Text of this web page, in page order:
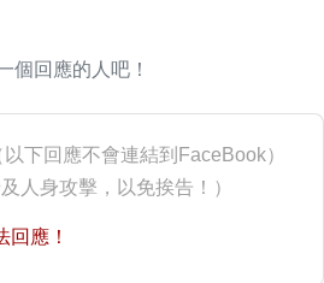
個回應的人吧！
以下回應不會連結到FaceBook）
人身攻擊，以免挨告！）
回應！